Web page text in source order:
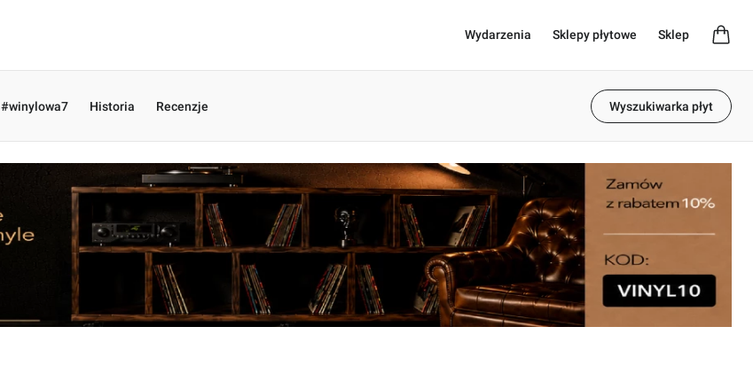
Wydarzenia Sklepy płytowe Sklep
#winylowa7 Historia Recenzje Wyszukiwarka płyt